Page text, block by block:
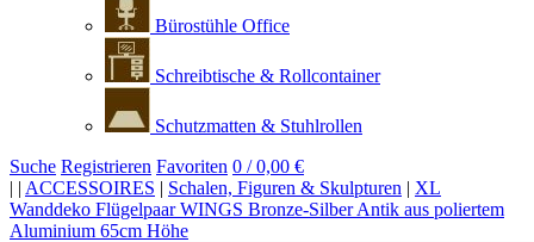
Bürostühle Office
Schreibtische & Rollcontainer
Schutzmatten & Stuhlrollen
Suche Registrieren Favoriten 0 / 0,00 €
| | ACCESSOIRES | Schalen, Figuren & Skulpturen | XL
Wanddeko Flügelpaar WINGS Bronze-Silber Antik aus poliertem
Aluminium 65cm Höhe